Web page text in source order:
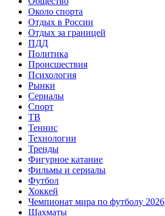
Около спорта
Отдых в России
Отдых за границей
ПДД
Политика
Происшествия
Психология
Рынки
Сериалы
Спорт
ТВ
Теннис
Технологии
Тренды
Фигурное катание
Фильмы и сериалы
Футбол
Хоккей
Чемпионат мира по футболу 2026
Шахматы